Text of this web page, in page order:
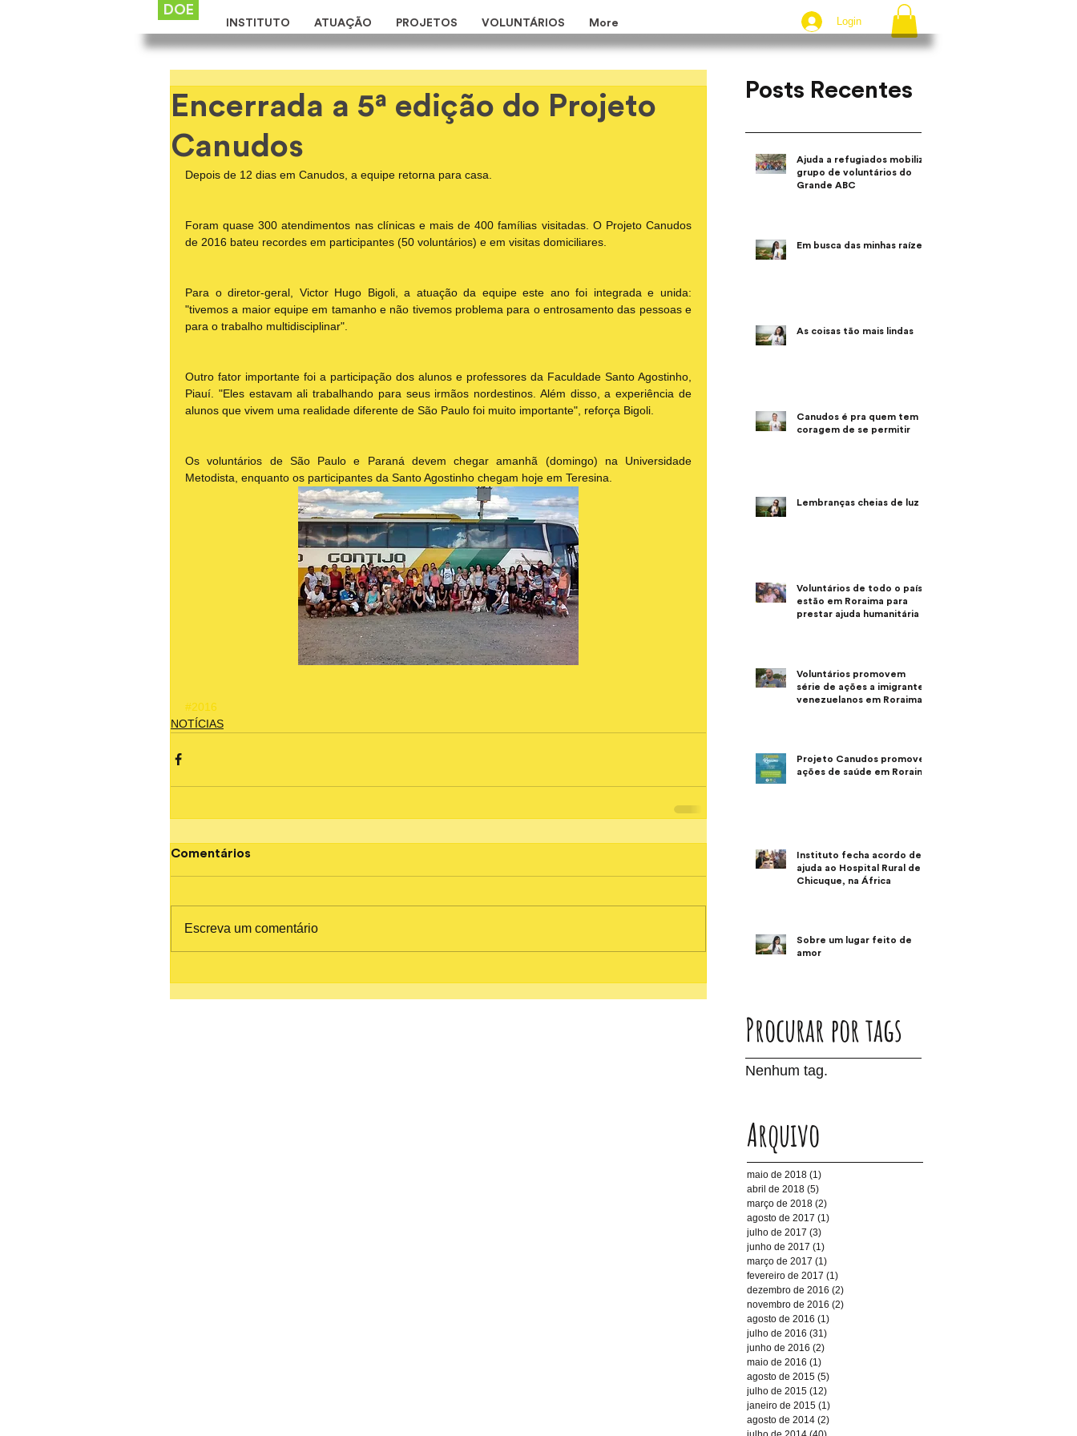
DOE
INSTITUTO ATUAÇÃO PROJETOS VOLUNTÁRIOS More Login
Encerrada a 5ª edição do Projeto
Canudos
Depois de 12 dias em Canudos, a equipe retorna para casa.
Foram quase 300 atendimentos nas clínicas e mais de 400 famílias visitadas. O Projeto Canudos
de 2016 bateu recordes em participantes (50 voluntários) e em visitas domiciliares.
Para o diretor-geral, Victor Hugo Bigoli, a atuação da equipe este ano foi integrada e unida:
"tivemos a maior equipe em tamanho e não tivemos problema para o entrosamento das pessoas e
para o trabalho multidisciplinar".
Outro fator importante foi a participação dos alunos e professores da Faculdade Santo Agostinho,
Piauí. "Eles estavam ali trabalhando para seus irmãos nordestinos. Além disso, a experiência de
alunos que vivem uma realidade diferente de São Paulo foi muito importante", reforça Bigoli.
Os voluntários de São Paulo e Paraná devem chegar amanhã (domingo) na Universidade
Metodista, enquanto os participantes da Santo Agostinho chegam hoje em Teresina.
#2016
NOTÍCIAS
Comentários
Escreva um comentário
Posts Recentes
Ajuda a refugiados mobiliza
grupo de voluntários do
Grande ABC
Em busca das minhas raízes
As coisas tão mais lindas
Canudos é pra quem tem a
coragem de se permitir
Lembranças cheias de luz
Voluntários de todo o país
estão em Roraima para
prestar ajuda humanitária
Voluntários promovem
série de ações a imigrantes
venezuelanos em Roraima
Projeto Canudos promove
ações de saúde em Roraima
Instituto fecha acordo de
ajuda ao Hospital Rural de
Chicuque, na África
Sobre um lugar feito de
amor
Procurar por tags
Nenhum tag.
Arquivo
maio de 2018 (1)
abril de 2018 (5)
março de 2018 (2)
agosto de 2017 (1)
julho de 2017 (3)
junho de 2017 (1)
março de 2017 (1)
fevereiro de 2017 (1)
dezembro de 2016 (2)
novembro de 2016 (2)
agosto de 2016 (1)
julho de 2016 (31)
junho de 2016 (2)
maio de 2016 (1)
agosto de 2015 (5)
julho de 2015 (12)
janeiro de 2015 (1)
agosto de 2014 (2)